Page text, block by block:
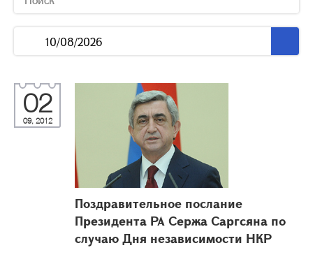
02
09, 2012
Поздравительное послание
Президента РА Сержа Саргсяна по
случаю Дня независимости НКР